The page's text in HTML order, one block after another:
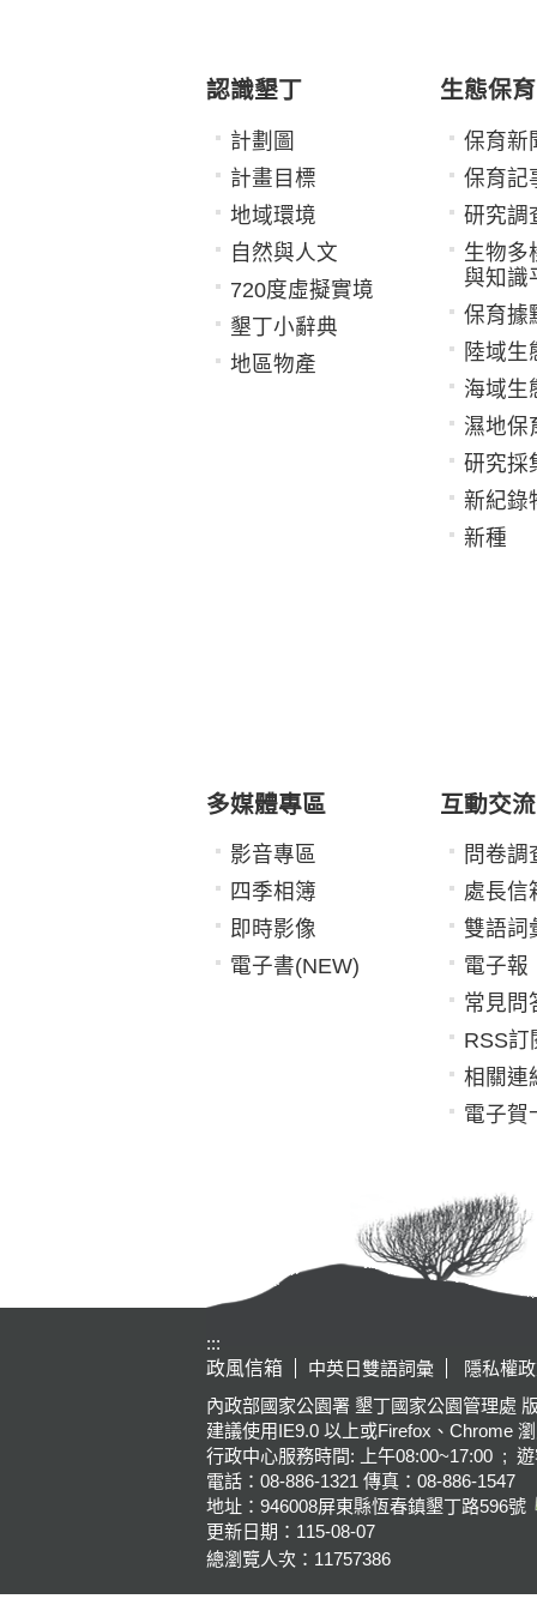
認識墾丁
計劃圖
計畫目標
地域環境
自然與人文
720度虛擬實境
墾丁小辭典
地區物產
生態保育
保育新
保育記
研究調
生物多
與知識
保育據
陸域生
海域生
濕地保
研究採
新紀錄
新種
多媒體專區
影音專區
四季相簿
即時影像
電子書(NEW)
互動交流
問卷調
處長信
雙語詞
電子報
常見問
RSS訂
相關連
電子賀
:::
政風信箱
中英日雙語詞彙
隱私權
內政部國家公園署 墾丁國家公園管理處
建議使用IE9.0 以上或Firefox、Chrome
行政中心服務時間: 上午08:00~17:00 ;
電話：08-886-1321 傳真：08-886-1547
地址：946008屏東縣恆春鎮墾丁路596號
更新日期： 115-08-07
總瀏覽人次： 11757386